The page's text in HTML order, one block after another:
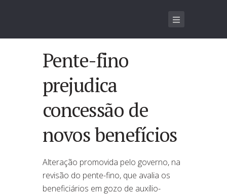
Pente-fino
prejudica
concessão de
novos benefícios
Alteração promovida pelo governo, na
revisão do pente-fino, que avalia os
beneficiários em gozo de auxílio-